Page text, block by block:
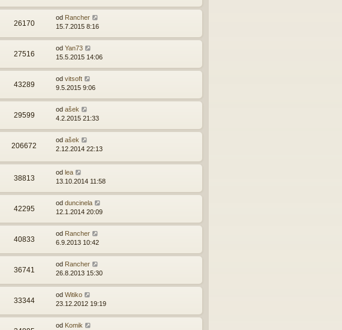
26170
od Rancher
15.7.2015 8:16
27516
od Yan73
15.5.2015 14:06
43289
od vitsoft
9.5.2015 9:06
29599
od ašek
4.2.2015 21:33
206672
od ašek
2.12.2014 22:13
38813
od lea
13.10.2014 11:58
42295
od duncinela
12.1.2014 20:09
40833
od Rancher
6.9.2013 10:42
36741
od Rancher
26.8.2013 15:30
33344
od Witiko
23.12.2012 19:19
od Komik